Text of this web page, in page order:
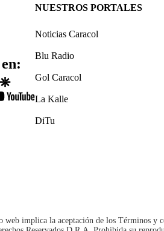
youtube-
twittergoogle
NUESTROS PORTALES
Noticias Caracol
Blu Radio
Gol Caracol
La Kalle
DiTu
web implica la aceptación de los Términos y